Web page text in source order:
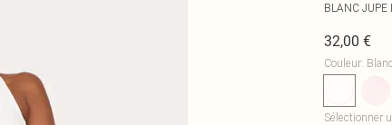
BLANC JUPE
32,00 €
Couleur: Blanc
Sélectionner